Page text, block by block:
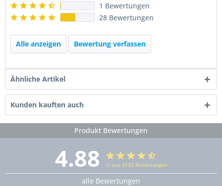
1 Bewertungen
28 Bewertungen
Alle anzeigen Bewertung verfassen
Ähnliche Artikel
Kunden kauften auch
Produkt Bewertungen
4.88 ∅ aus 3135 Bewertungen
alle Bewertungen